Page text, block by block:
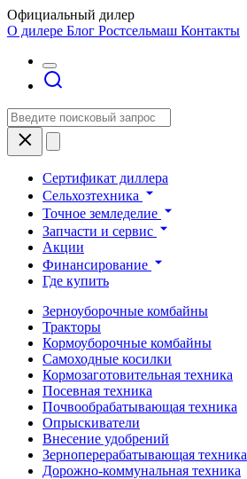
Официальный дилер
О дилере Блог Ростсельмаш Контакты
Сертификат диллера
Сельхозтехника
Точное земледелие
Запчасти и сервис
Акции
Финансирование
Где купить
Зерноуборочные комбайны
Тракторы
Кормоуборочные комбайны
Самоходные косилки
Кормозаготовительная техника
Посевная техника
Почвообрабатывающая техника
Опрыскиватели
Внесение удобрений
Зерноперерабатывающая техника
Дорожно-коммунальная техника